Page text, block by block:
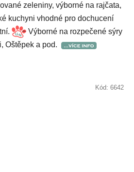
zeleniny, výborné na rajčata,
kuchyni vhodné pro dochucení
Výborné na rozpečené sýry
Oštěpek a pod.
Kód: 6642